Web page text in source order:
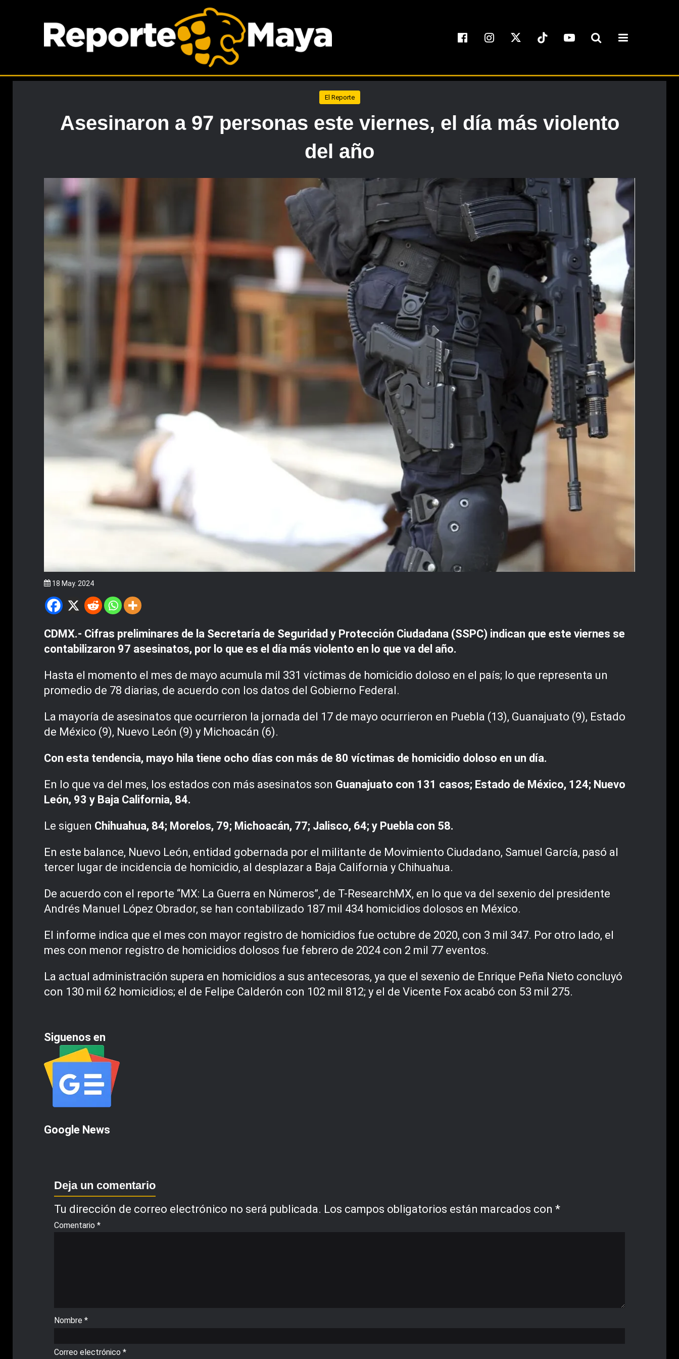
El Reporte
Asesinaron a 97 personas este viernes, el día más violento
del año
18 May. 2024
CDMX.- Cifras preliminares de la Secretaría de Seguridad y Protección Ciudadana (SSPC) indican que este viernes se
contabilizaron 97 asesinatos, por lo que es el día más violento en lo que va del año.
Hasta el momento el mes de mayo acumula mil 331 víctimas de homicidio doloso en el país; lo que representa un
promedio de 78 diarias, de acuerdo con los datos del Gobierno Federal.
La mayoría de asesinatos que ocurrieron la jornada del 17 de mayo ocurrieron en Puebla (13), Guanajuato (9), Estado
de México (9), Nuevo León (9) y Michoacán (6).
Con esta tendencia, mayo hila tiene ocho días con más de 80 víctimas de homicidio doloso en un día.
En lo que va del mes, los estados con más asesinatos son Guanajuato con 131 casos; Estado de México, 124; Nuevo
León, 93 y Baja California, 84.
Le siguen Chihuahua, 84; Morelos, 79; Michoacán, 77; Jalisco, 64; y Puebla con 58.
En este balance, Nuevo León, entidad gobernada por el militante de Movimiento Ciudadano, Samuel García, pasó al
tercer lugar de incidencia de homicidio, al desplazar a Baja California y Chihuahua.
De acuerdo con el reporte “MX: La Guerra en Números”, de T-ResearchMX, en lo que va del sexenio del presidente
Andrés Manuel López Obrador, se han contabilizado 187 mil 434 homicidios dolosos en México.
El informe indica que el mes con mayor registro de homicidios fue octubre de 2020, con 3 mil 347. Por otro lado, el
mes con menor registro de homicidios dolosos fue febrero de 2024 con 2 mil 77 eventos.
La actual administración supera en homicidios a sus antecesoras, ya que el sexenio de Enrique Peña Nieto concluyó
con 130 mil 62 homicidios; el de Felipe Calderón con 102 mil 812; y el de Vicente Fox acabó con 53 mil 275.
Siguenos en
Google News
Deja un comentario
Tu dirección de correo electrónico no será publicada. Los campos obligatorios están marcados con *
Comentario *
Nombre *
Correo electrónico *